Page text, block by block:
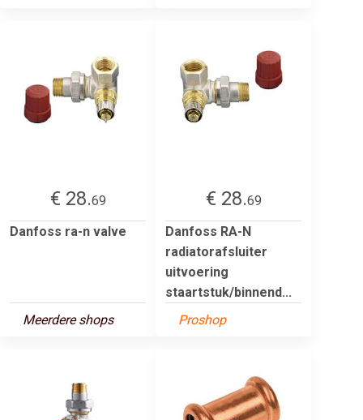
€ 28.69
Danfoss ra-n valve
Meerdere shops
€ 28.69
Danfoss RA-N
radiatorafsluiter
uitvoering
staartstuk/binnend...
Proshop